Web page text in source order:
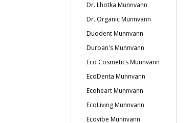
Dr. Lhotka Munnvann
Dr. Organic Munnvann
Duodent Munnvann
Durban's Munnvann
Eco Cosmetics Munnvann
EcoDenta Munnvann
Ecoheart Munnvann
EcoLiving Munnvann
Ecovibe Munnvann